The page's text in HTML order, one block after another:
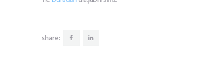
share: